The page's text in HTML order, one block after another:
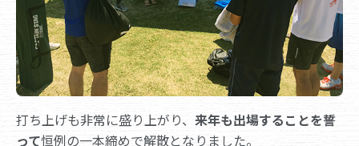
打ち上げも非常に盛り上がり、 来年も出場することを誓
って恒例の一本締めで解散となりました。